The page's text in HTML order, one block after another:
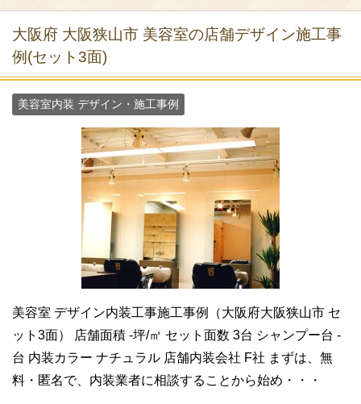
大阪府 大阪狭山市 美容室の店舗デザイン施工事
例(セット3面)
美容室内装 デザイン・施工事例
美容室 デザイン内装工事施工事例（大阪府大阪狭山市 セ
ット3面） 店舗面積 -坪/㎡ セット面数 3台 シャンプー台 -
台 内装カラー ナチュラル 店舗内装会社 F社 まずは、無
料・匿名で、内装業者に相談することから始め・・・